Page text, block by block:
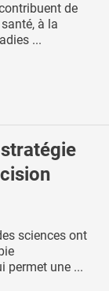
de
à la
...
sciences ont
permet une ...